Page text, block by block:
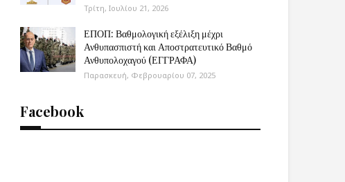
Τρίτη, Ιουλίου 21, 2026
ΕΠΟΠ: Βαθμολογική εξέλιξη μέχρι
Ανθυπασπιστή και Αποστρατευτικό Βαθμό
Ανθυπολοχαγού (ΕΓΓΡΑΦΑ)
Παρασκευή, Φεβρουαρίου 07, 2025
Facebook